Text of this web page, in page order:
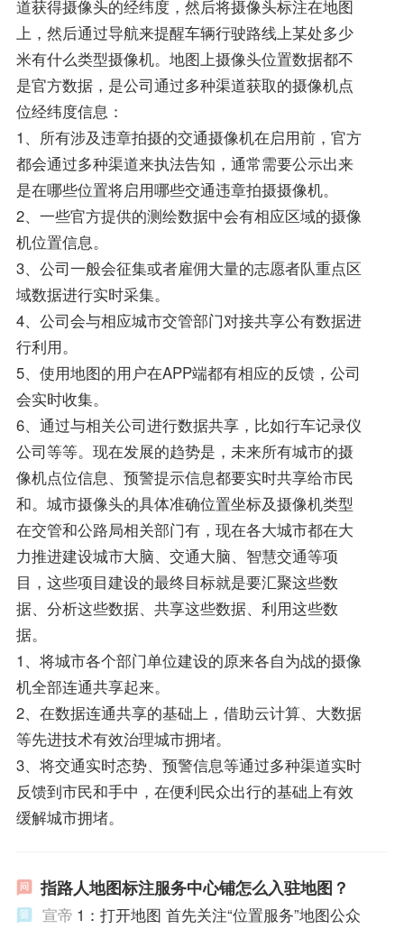
道获得摄像头的经纬度，然后将摄像头标注在地图
上，然后通过导航来提醒车辆行驶路线上某处多少
米有什么类型摄像机。地图上摄像头位置数据都不
是官方数据，是公司通过多种渠道获取的摄像机点
位经纬度信息：
1、所有涉及违章拍摄的交通摄像机在启用前，官方
都会通过多种渠道来执法告知，通常需要公示出来
是在哪些位置将启用哪些交通违章拍摄摄像机。
2、一些官方提供的测绘数据中会有相应区域的摄像
机位置信息。
3、公司一般会征集或者雇佣大量的志愿者队重点区
域数据进行实时采集。
4、公司会与相应城市交管部门对接共享公有数据进
行利用。
5、使用地图的用户在APP端都有相应的反馈，公司
会实时收集。
6、通过与相关公司进行数据共享，比如行车记录仪
公司等等。现在发展的趋势是，未来所有城市的摄
像机点位信息、预警提示信息都要实时共享给市民
和。城市摄像头的具体准确位置坐标及摄像机类型
在交管和公路局相关部门有，现在各大城市都在大
力推进建设城市大脑、交通大脑、智慧交通等项
目，这些项目建设的最终目标就是要汇聚这些数
据、分析这些数据、共享这些数据、利用这些数
据。
1、将城市各个部门单位建设的原来各自为战的摄像
机全部连通共享起来。
2、在数据连通共享的基础上，借助云计算、大数据
等先进技术有效治理城市拥堵。
3、将交通实时态势、预警信息等通过多种渠道实时
反馈到市民和手中，在便利民众出行的基础上有效
缓解城市拥堵。
指路人地图标注服务中心铺怎么入驻地图？
宣帝 1：打开地图 首先关注“位置服务”地图公众